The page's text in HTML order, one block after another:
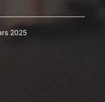
2025